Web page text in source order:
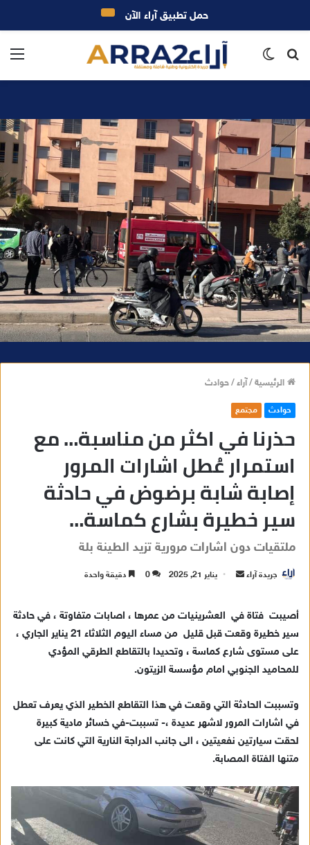
بحث
الرئيسية/آراء/حوادث
حوادث مجتمع
حذرنا في اكثر من مناسبة… مع
استمرار عُطل اشارات المرور
إصابة شابة برضوض في حادثة
سير خطيرة بشارع كماسة…
ملتقيات دون اشارات مرورية تزيد الطينة بلة
جريدة آراء
ل
ر
ي
ا
إ
ل
ك
ر
و
ي
يناير 21, 2025 0 دقيقة واحدة
أصيبت فتاة في العشرينيات من عمرها ، اصابات متفاوتة ، في حادثة
سير خطيرة وقعت قبل قليل من مساء اليوم الثلاثاء 21 يناير الجاري ،
على مستوى شارع كماسة ، وتحديدا بالتقاطع الطرقي المؤدي
للمحاميد الجنوبي امام مؤسسة الزيتون.
وتسببت الحادثة التي وقعت في هذا التقاطع الخطير الذي يعرف تعطل
في اشارات المرور لاشهر عديدة ،- تسببت-في خسائر مادية كبيرة
لحقت سيارتين نفعيتين ، الى جانب الدراجة النارية التي كانت على
متنها الفتاة المصابة.
حمل تطبيق آراء الآن